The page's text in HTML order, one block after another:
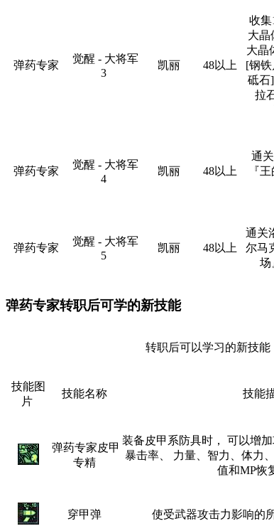
弹药专家
觉醒 - 大将军
3
凯丽 48以上
收集
大晶
大晶
[钢
砥石
拉
弹药专家
觉醒 - 大将军
4
凯丽 48以上
通
『
弹药专家
觉醒 - 大将军
5
凯丽 48以上
通关
尔马
场
弹药专家转职后可学的新技能
转职后可以学习的新技能
技能图
片
技能名称 技能
弹药专家皮甲
专精
装备皮甲系防具时， 可以增
暴击率、 力量、智力、体力
值和MP恢
穿甲弹 使受武器攻击力影响的